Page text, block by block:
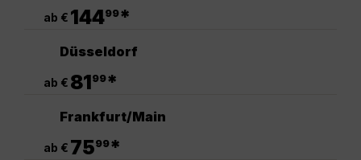
ab € 14499*
Düsseldorf
ab € 8199*
Frankfurt/Main
ab € 7599*